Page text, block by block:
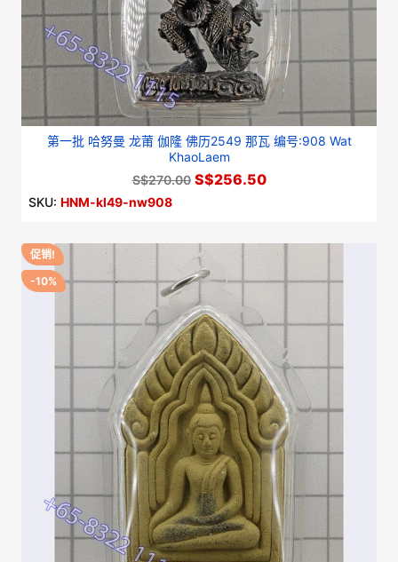
第一批 哈努曼 龙莆 伽隆 佛历2549 那瓦 编号:908 Wat
KhaoLaem
S$270.00 S$256.50
SKU: HNM-kl49-nw908
促销!
-10%